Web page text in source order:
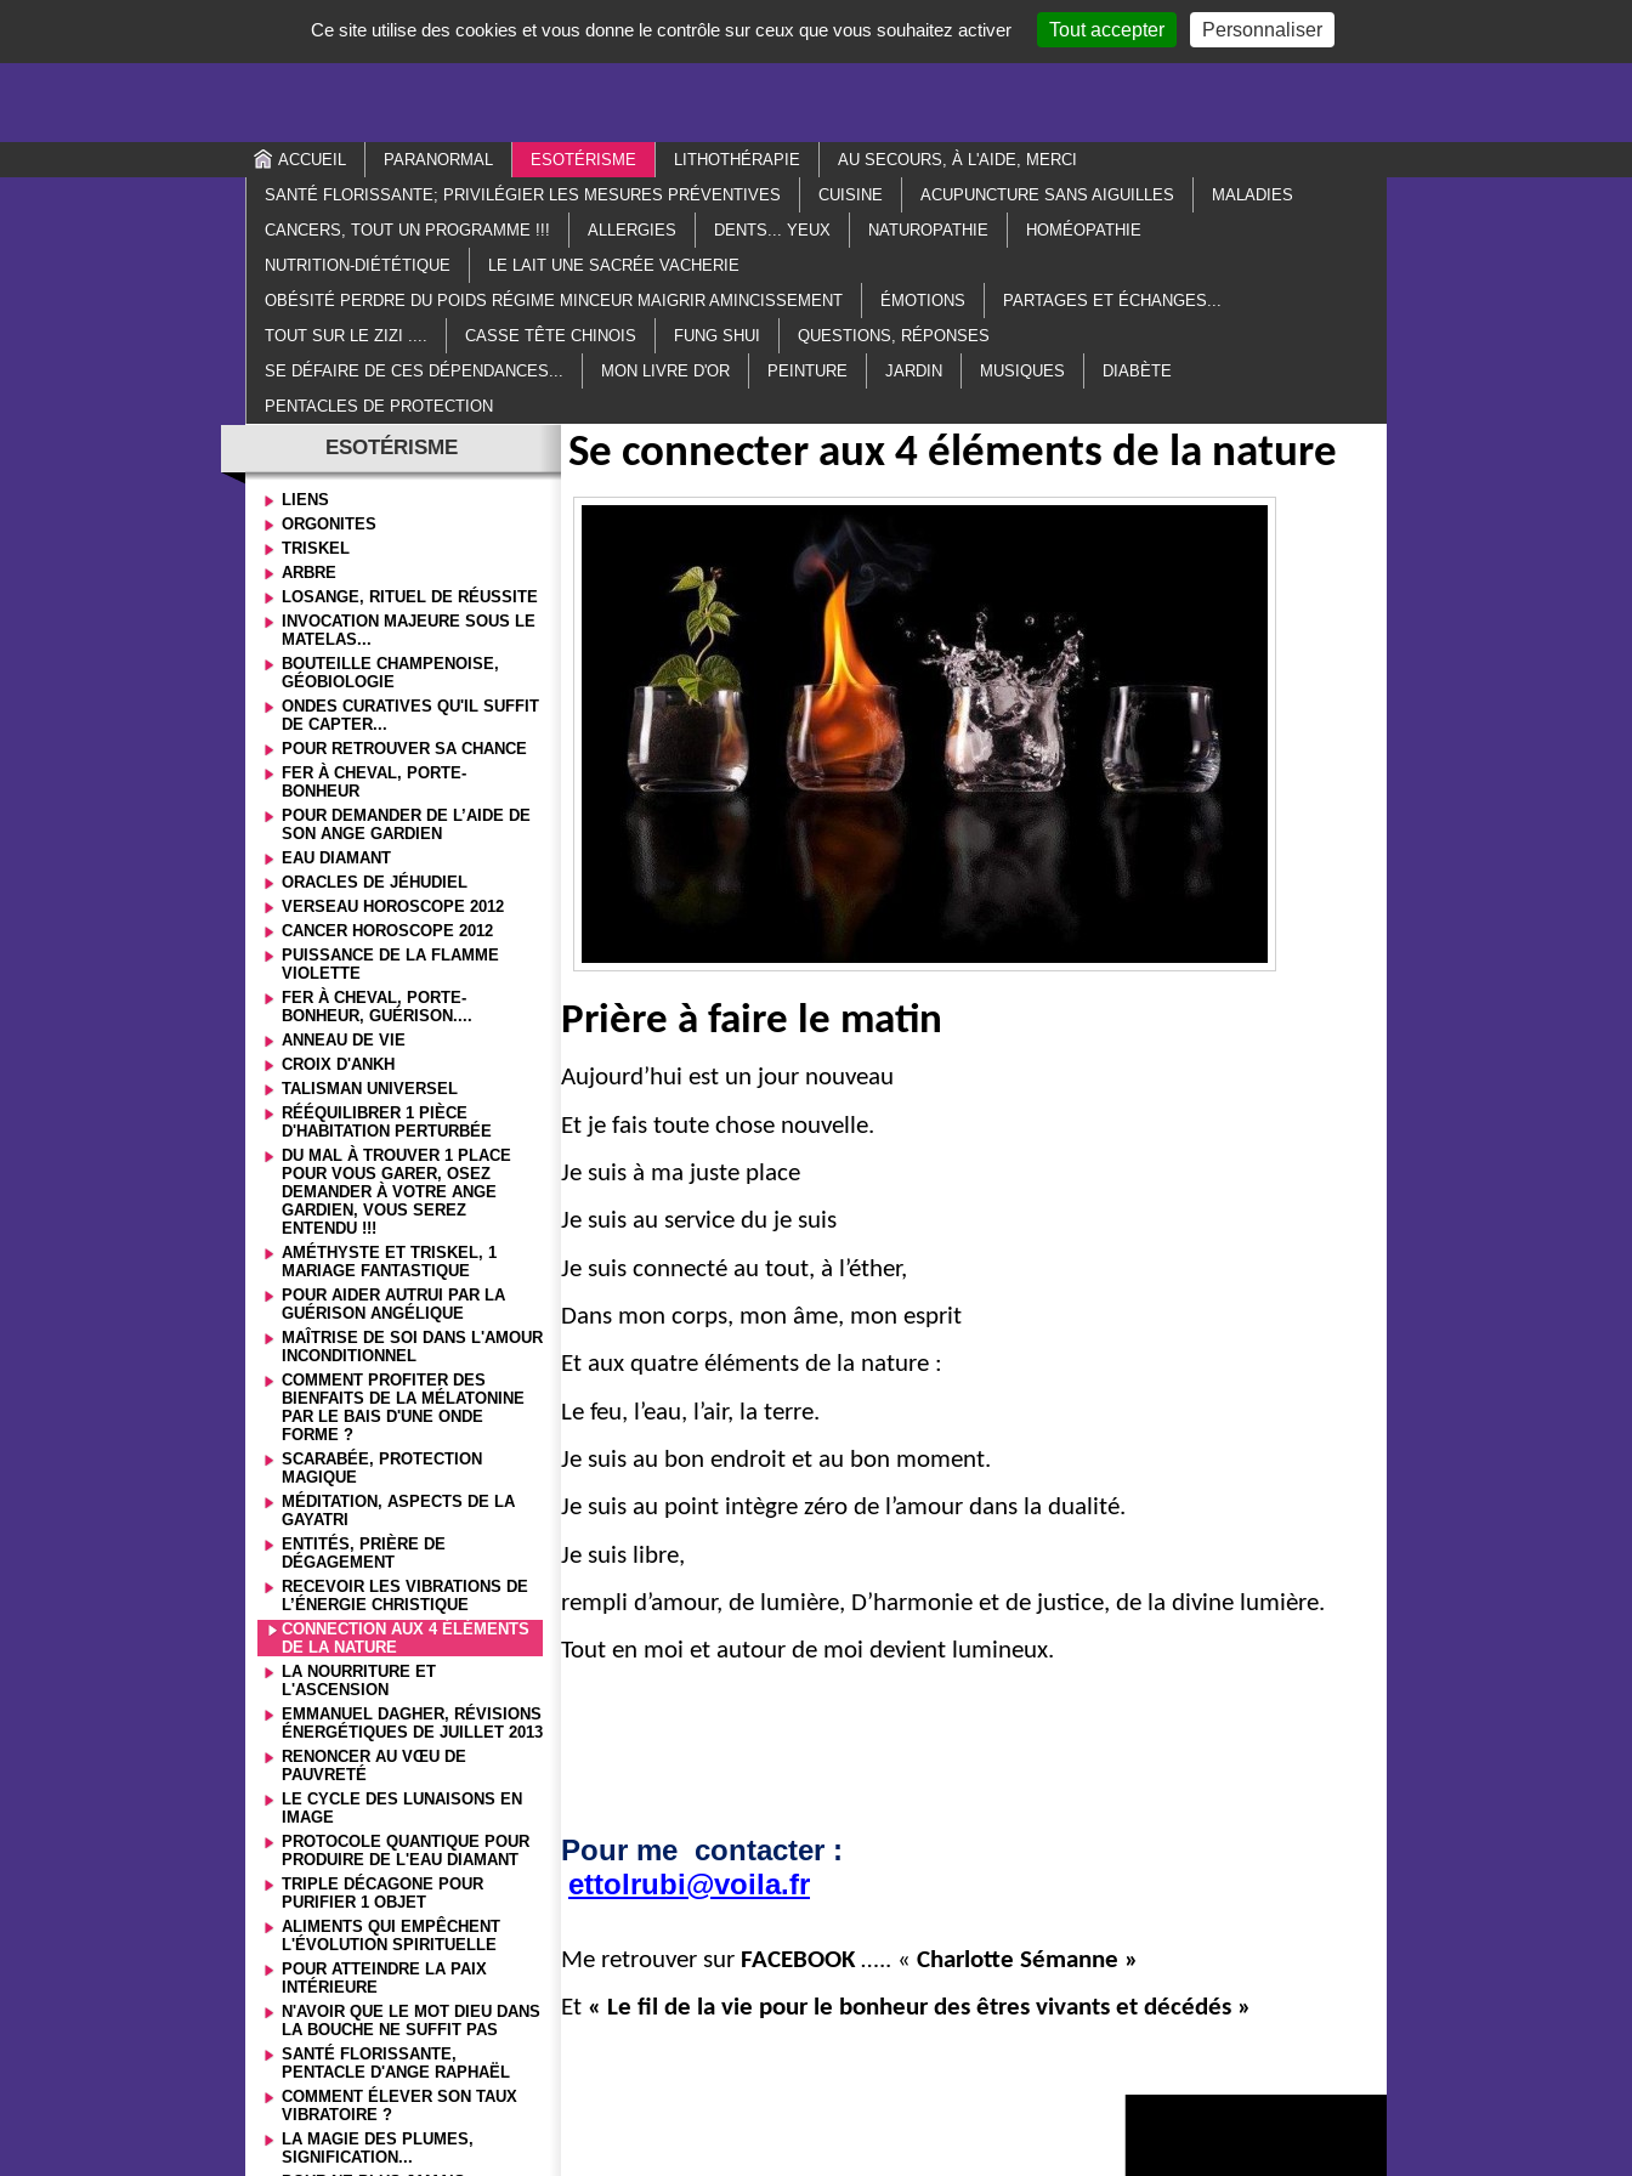
ACCUEIL PARANORMAL ESOTÉRISME LITHOTHÉRAPIE
AU SECOURS, À L'AIDE, MERCI
SANTÉ FLORISSANTE; PRIVILÉGIER LES MESURES PRÉVENTIVES
CUISINE ACUPUNCTURE SANS AIGUILLES
MALADIES
CANCERS, TOUT UN PROGRAMME !!!
ALLERGIES DENTS... YEUX NATUROPATHIE
HOMÉOPATHIE
NUTRITION-DIÉTÉTIQUE
LE LAIT UNE SACRÉE VACHERIE
OBÉSITÉ PERDRE DU POIDS RÉGIME MINCEUR MAIGRIR AMINCISSEMENT
ÉMOTIONS
PARTAGES ET ÉCHANGES...
TOUT SUR LE ZIZI ....
CASSE TÊTE CHINOIS FUNG SHUI
QUESTIONS, RÉPONSES
SE DÉFAIRE DE CES DÉPENDANCES...
MON LIVRE D'OR PEINTURE JARDIN MUSIQUES
DIABÈTE
PENTACLES DE PROTECTION
ESOTÉRISME
LIENS
ORGONITES
TRISKEL
ARBRE
LOSANGE, RITUEL DE RÉUSSITE
INVOCATION MAJEURE SOUS LE
MATELAS...
BOUTEILLE CHAMPENOISE,
GÉOBIOLOGIE
ONDES CURATIVES QU'IL SUFFIT
DE CAPTER...
POUR RETROUVER SA CHANCE
FER À CHEVAL, PORTE-
BONHEUR
POUR DEMANDER DE L’AIDE DE
SON ANGE GARDIEN
EAU DIAMANT
ORACLES DE JÉHUDIEL
VERSEAU HOROSCOPE 2012
CANCER HOROSCOPE 2012
PUISSANCE DE LA FLAMME
VIOLETTE
FER À CHEVAL, PORTE-
BONHEUR, GUÉRISON....
ANNEAU DE VIE
CROIX D'ANKH
TALISMAN UNIVERSEL
RÉÉQUILIBRER 1 PIÈCE
D'HABITATION PERTURBÉE
DU MAL À TROUVER 1 PLACE
POUR VOUS GARER, OSEZ
DEMANDER À VOTRE ANGE
GARDIEN, VOUS SEREZ
ENTENDU !!!
AMÉTHYSTE ET TRISKEL, 1
MARIAGE FANTASTIQUE
POUR AIDER AUTRUI PAR LA
GUÉRISON ANGÉLIQUE
MAÎTRISE DE SOI DANS L'AMOUR
INCONDITIONNEL
COMMENT PROFITER DES
BIENFAITS DE LA MÉLATONINE
PAR LE BAIS D'UNE ONDE
FORME ?
SCARABÉE, PROTECTION
MAGIQUE
MÉDITATION, ASPECTS DE LA
GAYATRI
ENTITÉS, PRIÈRE DE
DÉGAGEMENT
RECEVOIR LES VIBRATIONS DE
L’ÉNERGIE CHRISTIQUE
CONNECTION AUX 4 ÉLÉMENTS
DE LA NATURE
LA NOURRITURE ET
L'ASCENSION
EMMANUEL DAGHER, RÉVISIONS
ÉNERGÉTIQUES DE JUILLET 2013
RENONCER AU VŒU DE
PAUVRETÉ
LE CYCLE DES LUNAISONS EN
IMAGE
PROTOCOLE QUANTIQUE POUR
PRODUIRE DE L'EAU DIAMANT
TRIPLE DÉCAGONE POUR
PURIFIER 1 OBJET
ALIMENTS QUI EMPÊCHENT
L'ÉVOLUTION SPIRITUELLE
POUR ATTEINDRE LA PAIX
INTÉRIEURE
N'AVOIR QUE LE MOT DIEU DANS
LA BOUCHE NE SUFFIT PAS
SANTÉ FLORISSANTE,
PENTACLE D'ANGE RAPHAËL
COMMENT ÉLEVER SON TAUX
VIBRATOIRE ?
LA MAGIE DES PLUMES,
SIGNIFICATION...
Se connecter aux 4 éléments de la nature
Prière à faire le matin
Aujourd’hui est un jour nouveau
Et je fais toute chose nouvelle.
Je suis à ma juste place
Je suis au service du je suis
Je suis connecté au tout, à l’éther,
Dans mon corps, mon âme, mon esprit
Et aux quatre éléments de la nature :
Le feu, l’eau, l’air, la terre.
Je suis au bon endroit et au bon moment.
Je suis au point intègre zéro de l’amour dans la dualité.
Je suis libre,
rempli d’amour, de lumière, D’harmonie et de justice, de la divine lumière.
Tout en moi et autour de moi devient lumineux.
Pour me contacter :
ettolrubi@voila.fr
Me retrouver sur FACEBOOK….. « Charlotte Sémanne »
Et « Le fil de la vie pour le bonheur des êtres vivants et décédés »
Ce site utilise des cookies et vous donne le contrôle sur ceux que vous souhaitez activer Tout accepter Personnaliser